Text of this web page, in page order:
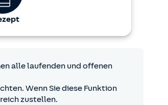
alle laufenden und offenen
Wenn Sie diese Funktion
zustellen.